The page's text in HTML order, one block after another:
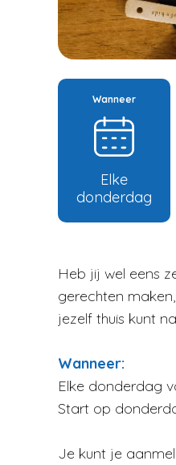
Wanneer
Elke
donderdag
Heb jij wel eens
gerechten
jezelf thuis kunt
Wanneer:
Elke donderdag
Start op
Je kunt je